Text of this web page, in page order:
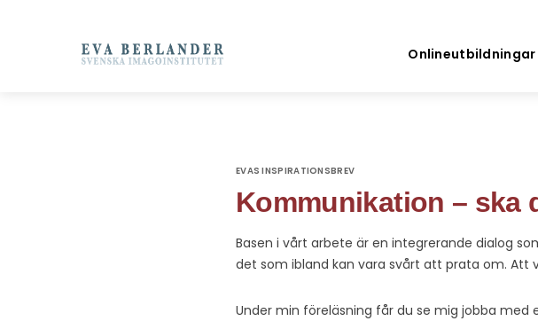
Onlineutbildningar
EVAS INSPIRATIONSBREV
Kommunikation – ska
Basen i vårt arbete är en integrerande dialog
det som ibland kan vara svårt att prata om. Att
Under min föreläsning får du se mig jobba